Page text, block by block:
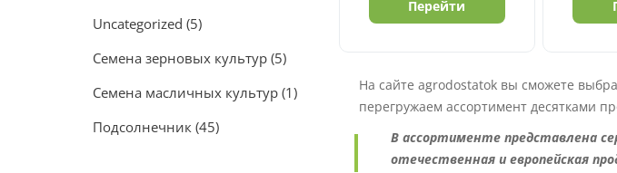
Перейти
На сайте agrodostatok вы сможете
перегружаем ассортимент десятками
В ассортименте представлена
отечественная и европейская
Uncategorized (5)
Семена зерновых культур (5)
Семена масличных культур (1)
Подсолнечник (45)